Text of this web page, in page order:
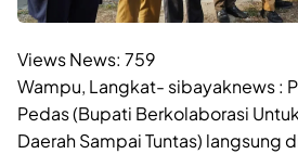
Views News: 759
Wampu, Langkat- sibayaknews :
Pedas (Bupati Berkolaborasi
Daerah Sampai Tuntas) langsung